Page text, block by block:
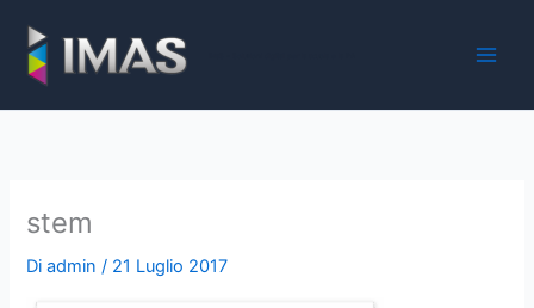
contenuto
stem
Diadmin/ 21 Luglio 2017